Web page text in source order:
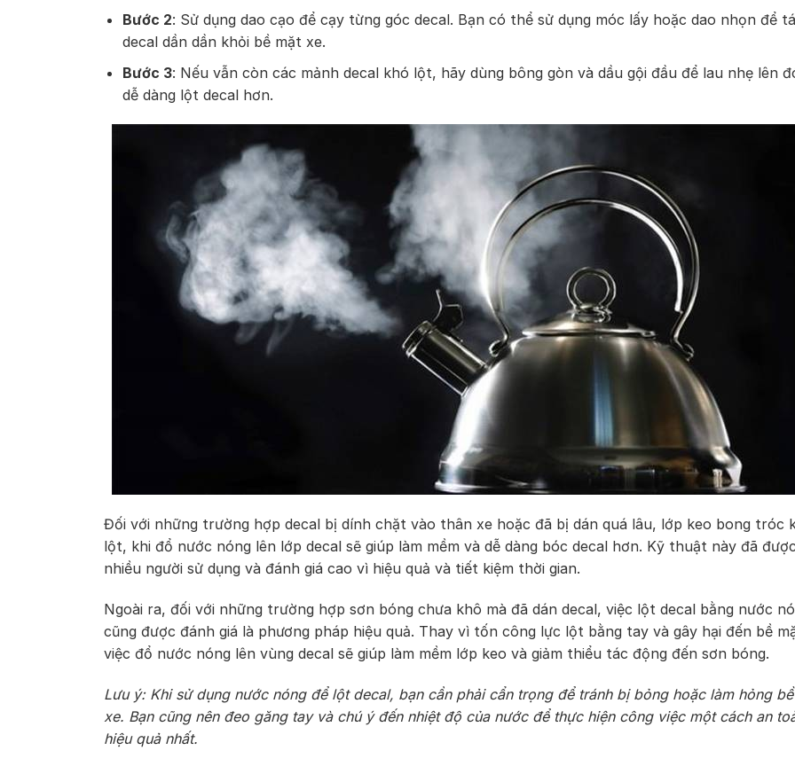
Bước 2: Sử dụng dao cạo để cạy từng góc decal. Bạn có thể sử dụng móc lấy hoặc dao nhọn để
decal dần dần khỏi bề mặt xe.
Bước 3: Nếu vẫn còn các mảnh decal khó lột, hãy dùng bông gòn và dầu gội đầu để lau nhẹ lên
dễ dàng lột decal hơn.
Đối với những trường hợp decal bị dính chặt vào thân xe hoặc đã bị dán quá lâu, lớp keo bong tróc
lột, khi đổ nước nóng lên lớp decal sẽ giúp làm mềm và dễ dàng bóc decal hơn. Kỹ thuật này đã được
nhiều người sử dụng và đánh giá cao vì hiệu quả và tiết kiệm thời gian.
Ngoài ra, đối với những trường hợp sơn bóng chưa khô mà đã dán decal, việc lột decal bằng nước
cũng được đánh giá là phương pháp hiệu quả. Thay vì tốn công lực lột bằng tay và gây hại đến bề
việc đổ nước nóng lên vùng decal sẽ giúp làm mềm lớp keo và giảm thiểu tác động đến sơn bóng.
Lưu ý: Khi sử dụng nước nóng để lột decal, bạn cần phải cẩn trọng để tránh bị bỏng hoặc làm hỏng
xe. Bạn cũng nên đeo găng tay và chú ý đến nhiệt độ của nước để thực hiện công việc một cách an
hiệu quả nhất.